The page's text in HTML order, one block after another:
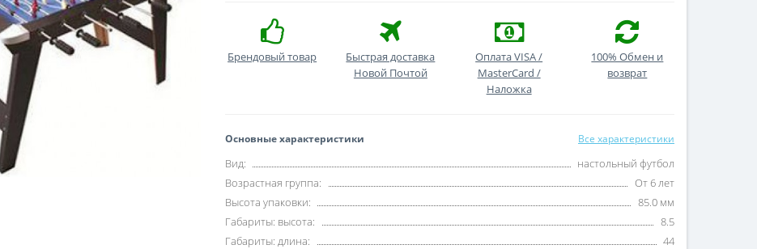
Брендовый товар
Быстрая доставка
Новой Почтой
Оплата VISA /
MasterCard /
Наложка
100% Обмен и
возврат
Основные характеристики Все характеристики
Вид:
настольный футбол
Возрастная группа:
От 6 лет
Высота упаковки:
85.0 мм
Габариты: высота:
8.5
Габариты: длина:
44